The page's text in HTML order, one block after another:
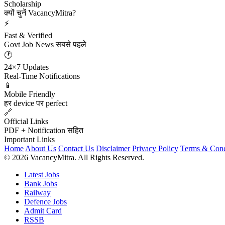
Scholarship
क्यों चुनें VacancyMitra?
⚡
Fast & Verified
Govt Job News सबसे पहले
🕐
24×7 Updates
Real-Time Notifications
📱
Mobile Friendly
हर device पर perfect
🔗
Official Links
PDF + Notification सहित
Important Links
Home About Us Contact Us Disclaimer Privacy Policy Terms &
© 2026 VacancyMitra. All Rights Reserved.
Latest Jobs
Bank Jobs
Railway
Defence Jobs
Admit Card
RSSB